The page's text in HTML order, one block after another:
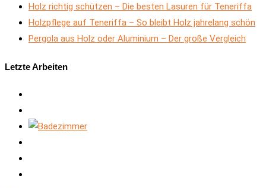
Holz richtig schützen – Die besten Lasuren für Teneriffa
Holzpflege auf Teneriffa – So bleibt Holz jahrelang schön
Pergola aus Holz oder Aluminium – Der große Vergleich
Letzte Arbeiten